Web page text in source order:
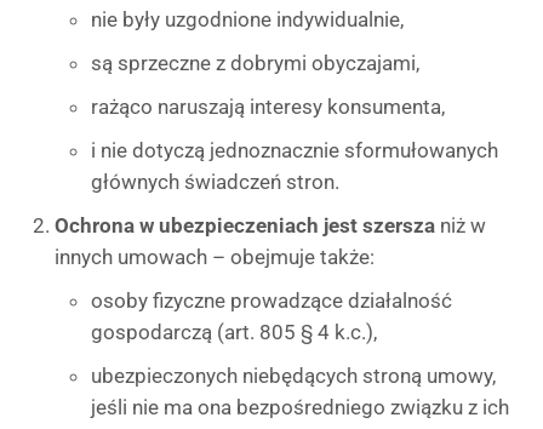
nie były uzgodnione indywidualnie,
są sprzeczne z dobrymi obyczajami,
rażąco naruszają interesy konsumenta,
i nie dotyczą jednoznacznie sformułowanych
głównych świadczeń stron.
Ochrona w ubezpieczeniach jest szersza niż w
innych umowach – obejmuje także:
osoby fizyczne prowadzące działalność
gospodarczą (art. 805 § 4 k.c.),
ubezpieczonych niebędących stroną umowy,
jeśli nie ma ona bezpośredniego związku z ich